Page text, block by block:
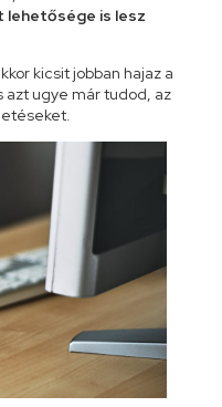
lehetősége is lesz
kicsit jobban hajaz a
azt ugye már tudod, az